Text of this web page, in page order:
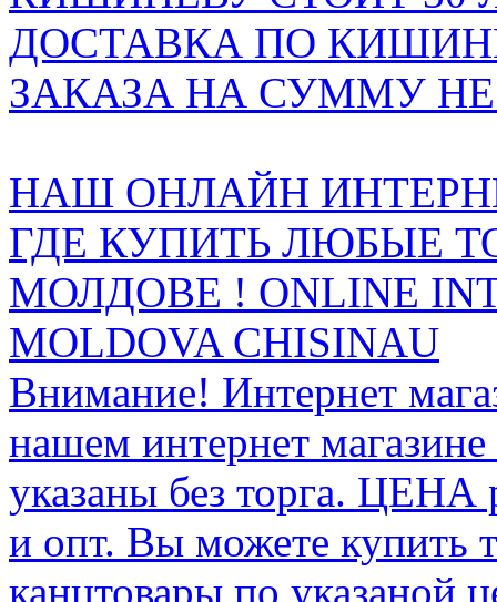
ДОСТАВКА ПО
ЗАКАЗА НА СУММУ НЕ
НАШ ОНЛАЙН
ГДЕ КУПИТЬ ЛЮБЫЕ
МОЛДОВЕ ! ONLINE
MOLDOVA CHISINAU
Внимание! Интернет
нашем интернет
указаны без торга.
и опт. Вы можете купить
канцтовары по указаной